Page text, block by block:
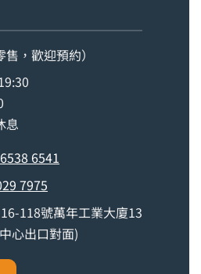
售，歡迎預約）
息
6541
7975
118號萬年工業大廈13
心出口對面)